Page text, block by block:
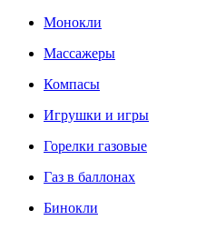
Монокли
Массажеры
Компасы
Игрушки и игры
Горелки газовые
Газ в баллонах
Бинокли